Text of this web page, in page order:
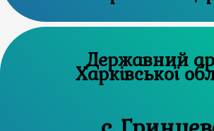
Державний
Харківської